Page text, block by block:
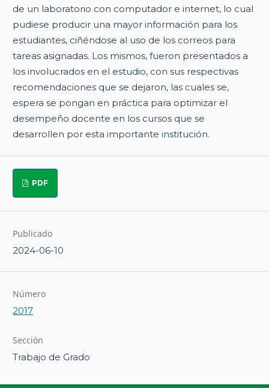
de un laboratorio con computador e internet, lo cual
pudiese producir una mayor información para los
estudiantes, ciñéndose al uso de los correos para
tareas asignadas. Los mismos, fueron presentados a
los involucrados en el estudio, con sus respectivas
recomendaciones que se dejaron, las cuales se,
espera se pongan en práctica para optimizar el
desempeño docente en los cursos que se
desarrollen por esta importante institución.
PDF
Publicado
2024-06-10
Número
2017
Sección
Trabajo de Grado